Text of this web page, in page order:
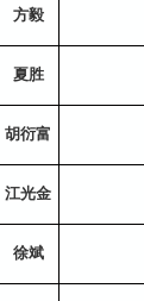
方毅
夏胜
胡衍富
江光金
徐斌